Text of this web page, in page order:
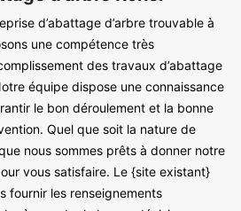
d’abattage d’arbre trouvable à
une compétence très
des travaux d’abattage
équipe dispose une connaissance
le bon déroulement et la bonne
Quel que soit la nature de
nous sommes prêts à donner notre
vous satisfaire. Le {site existant}
fournir les renseignements